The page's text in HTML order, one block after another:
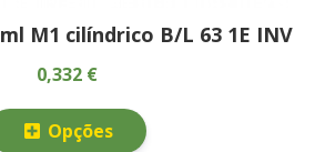
M1 cilíndrico B/L 63 1E INV
0,332 €
Opções